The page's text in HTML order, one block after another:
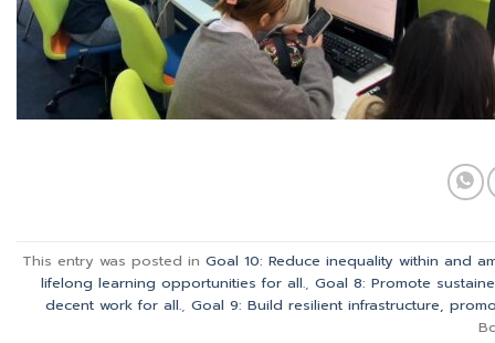
This entry was posted in Goal 10: Reduce inequality within and
lifelong learning opportunities for all. Goal 8: Promote
decent work for all., Goal 9: Build resilient infrastructure,